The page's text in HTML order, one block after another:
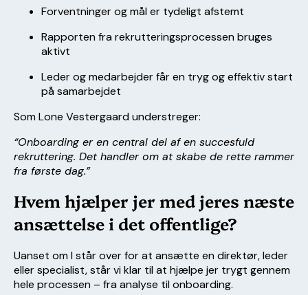
Forventninger og mål er tydeligt afstemt
Rapporten fra rekrutteringsprocessen bruges
aktivt
Leder og medarbejder får en tryg og effektiv start
på samarbejdet
Som Lone Vestergaard understreger:
“Onboarding er en central del af en succesfuld
rekruttering. Det handler om at skabe de rette rammer
fra første dag.”
Hvem hjælper jer med jeres næste
ansættelse i det offentlige?
Uanset om I står over for at ansætte en direktør, leder
eller specialist, står vi klar til at hjælpe jer trygt gennem
hele processen – fra analyse til onboarding.